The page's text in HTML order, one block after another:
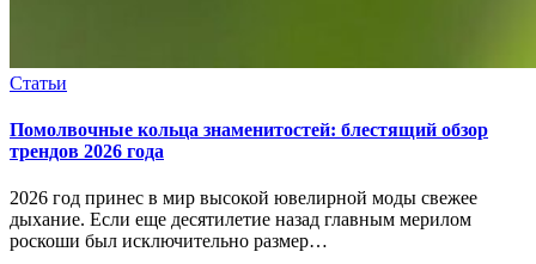
Статьи
Помолвочные кольца знаменитостей: блестящий обзор
трендов 2026 года
2026 год принес в мир высокой ювелирной моды свежее
дыхание. Если еще десятилетие назад главным мерилом
роскоши был исключительно размер…